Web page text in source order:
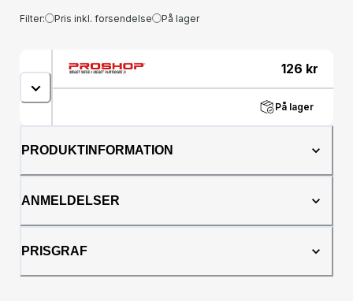
Filter: Pris inkl. forsendelse På lager
126 kr
På lager
PRODUKTINFORMATION
ANMELDELSER
PRISGRAF